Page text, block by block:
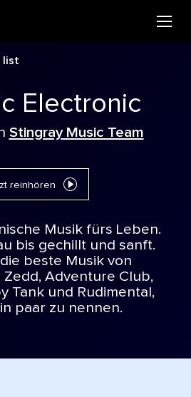
list
Electronic
Stingray Music Team
reinhören
Musik fürs Leben.
bis gechillt und sanft.
beste Musik von
Zedd, Adventure Club,
Tank und Rudimental,
paar zu nennen.